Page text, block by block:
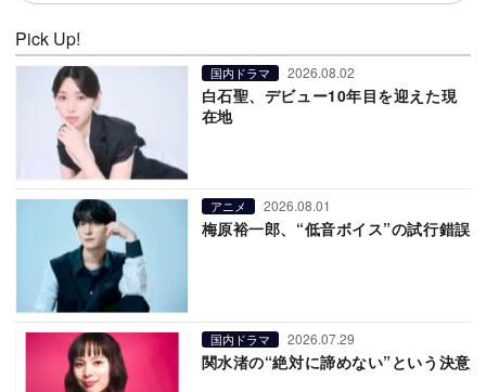
Pick Up!
国内ドラマ 2026.08.02
白石聖、デビュー10年目を迎えた現
在地
アニメ 2026.08.01
梅原裕一郎、“低音ボイス”の試行錯誤
国内ドラマ 2026.07.29
関水渚の“絶対に諦めない”という決意